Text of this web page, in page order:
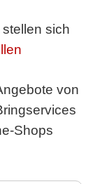
stellen sich
von
Shops